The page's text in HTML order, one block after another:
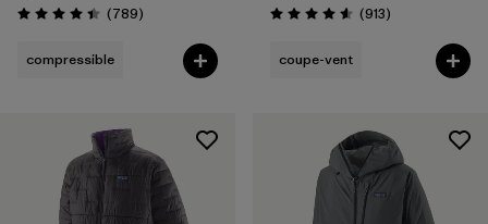
Évaluation: 4.4 / 5
(789Avis
)
compressible
Évaluation: 4.6 / 5
(913Avis
)
coupe-vent